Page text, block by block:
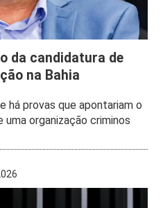
da candidatura de
na Bahia
há provas que apontariam o
organização criminos